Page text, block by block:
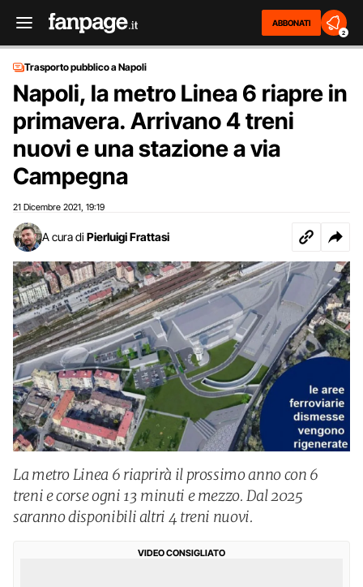
ABBONATI
2
Trasporto pubblico a Napoli
Napoli, la metro Linea 6 riapre in
primavera. Arrivano 4 treni
nuovi e una stazione a via
Campegna
21 Dicembre 2021 19:19
A cura di Pierluigi Frattasi
La metro Linea 6 riaprirà il prossimo anno con 6
treni e corse ogni 13 minuti e mezzo. Dal 2025
saranno disponibili altri 4 treni nuovi.
VIDEO CONSIGLIATO